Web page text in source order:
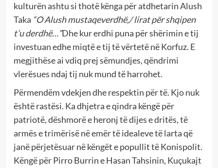
kulturën ashtu si thotë kënga për atdhetarin Alush
Taka “O Alush mustaqeverdhë,/ lirat për shqipen
t’u derdhë…”Dhe kur erdhi puna për shërimin e tij
investuan edhe miqtë e tij të vërtetë në Korfuz. E
megjithëse ai vdiq prej sëmundjes, qëndrimi
vlerësues ndaj tij nuk mund të harrohet.
Përmendëm vdekjen dhe respektin për të. Kjo nuk
është rastësi. Ka dhjetra e qindra këngë për
patriotë, dëshmorë e heronj të dijes e dritës, të
armës e trimërisë në emër të idealeve të larta që
janë përjetësuar në këngët e popullit të Konispolit.
Këngë për Pirro Burrin e Hasan Tahsinin, Kuçukajt